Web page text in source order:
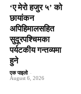
‘ए मेरो हजुर ५’ को
छायांकन
अपिहिमालसहित
सुदूरपश्चिमका
पर्यटकीय गन्तव्यमा
हुने
एक पाइलो -
August 6, 2026